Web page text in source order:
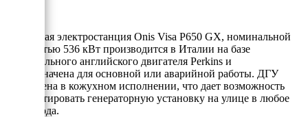
Дизельная электростанция Onis Visa P650 GX, номинальной
мощностью 536 кВт производится в Италии на базе
оригинального английского двигателя Perkins и
предназначена для основной или аварийной работы. ДГУ
выполнена в кожухном исполнении, что дает возможность
эксплуатировать генераторную установку на улице в любое
время года.